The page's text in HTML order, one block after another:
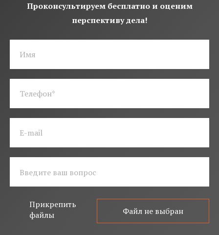
Проконсультируем бесплатно и оценим
перспективу дела!
Прикрепить
файлы
Файл не выбран